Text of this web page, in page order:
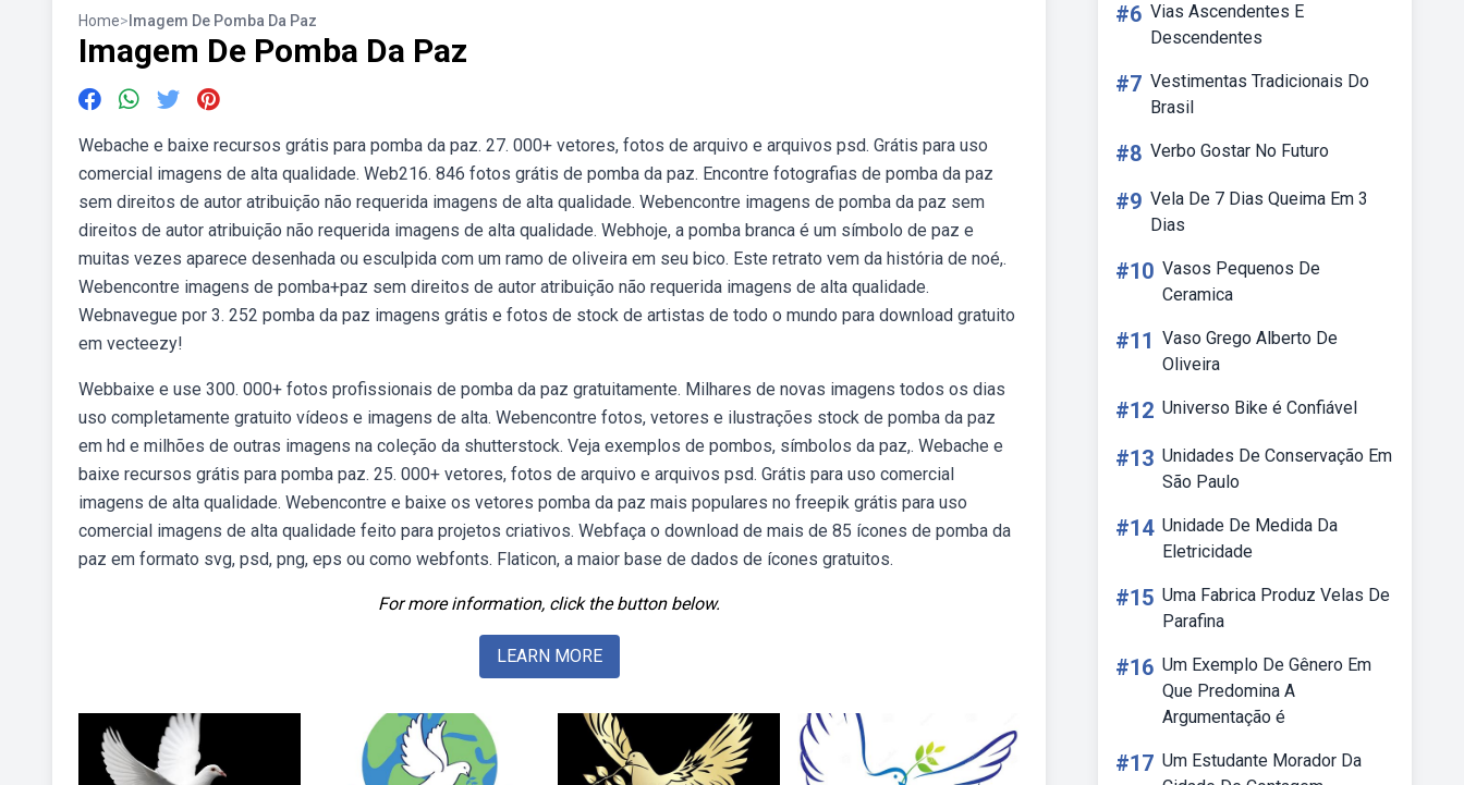
Home> Imagem De Pomba Da Paz
Imagem De Pomba Da Paz
Webache e baixe recursos grátis para pomba da paz. 27. 000+ vetores, fotos de arquivo e arquivos psd. Grátis para uso
comercial imagens de alta qualidade. Web216. 846 fotos grátis de pomba da paz. Encontre fotografias de pomba da paz
sem direitos de autor atribuição não requerida imagens de alta qualidade. Webencontre imagens de pomba da paz sem
direitos de autor atribuição não requerida imagens de alta qualidade. Webhoje, a pomba branca é um símbolo de paz e
muitas vezes aparece desenhada ou esculpida com um ramo de oliveira em seu bico. Este retrato vem da história de noé,.
Webencontre imagens de pomba+paz sem direitos de autor atribuição não requerida imagens de alta qualidade.
Webnavegue por 3. 252 pomba da paz imagens grátis e fotos de stock de artistas de todo o mundo para download gratuito
em vecteezy!
Webbaixe e use 300. 000+ fotos profissionais de pomba da paz gratuitamente. Milhares de novas imagens todos os dias
uso completamente gratuito vídeos e imagens de alta. Webencontre fotos, vetores e ilustrações stock de pomba da paz
em hd e milhões de outras imagens na coleção da shutterstock. Veja exemplos de pombos, símbolos da paz,. Webache e
baixe recursos grátis para pomba paz. 25. 000+ vetores, fotos de arquivo e arquivos psd. Grátis para uso comercial
imagens de alta qualidade. Webencontre e baixe os vetores pomba da paz mais populares no freepik grátis para uso
comercial imagens de alta qualidade feito para projetos criativos. Webfaça o download de mais de 85 ícones de pomba da
paz em formato svg, psd, png, eps ou como webfonts. Flaticon, a maior base de dados de ícones gratuitos.
For more information, click the button below.
LEARN MORE
#6 Vias Ascendentes E
Descendentes
#7 Vestimentas Tradicionais Do
Brasil
#8 Verbo Gostar No Futuro
#9 Vela De 7 Dias Queima Em 3
Dias
#10 Vasos Pequenos De
Ceramica
#11 Vaso Grego Alberto De
Oliveira
#12 Universo Bike é Confiável
#13 Unidades De Conservação Em
São Paulo
#14 Unidade De Medida Da
Eletricidade
#15 Uma Fabrica Produz Velas De
Parafina
#16 Um Exemplo De Gênero Em
Que Predomina A
Argumentação é
#17 Um Estudante Morador Da